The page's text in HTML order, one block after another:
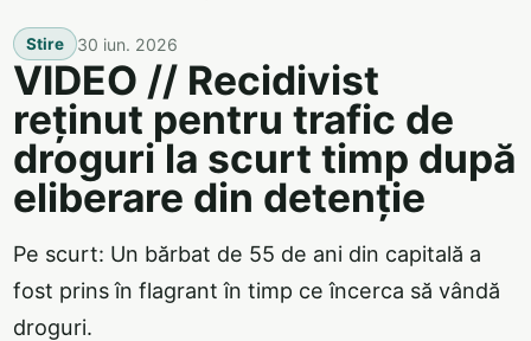
Stire 30 iun. 2026
VIDEO // Recidivist
reținut pentru trafic de
droguri la scurt timp după
eliberare din detenție
Pe scurt: Un bărbat de 55 de ani din capitală a
fost prins în flagrant în timp ce încerca să vândă
droguri.